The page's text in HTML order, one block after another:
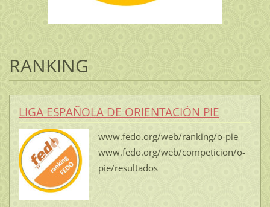
RANKING
LIGA ESPAÑOLA DE ORIENTACIÓN PIE
www.fedo.org/web/ranking/o-pie
www.fedo.org/web/competicion/o-
pie/resultados